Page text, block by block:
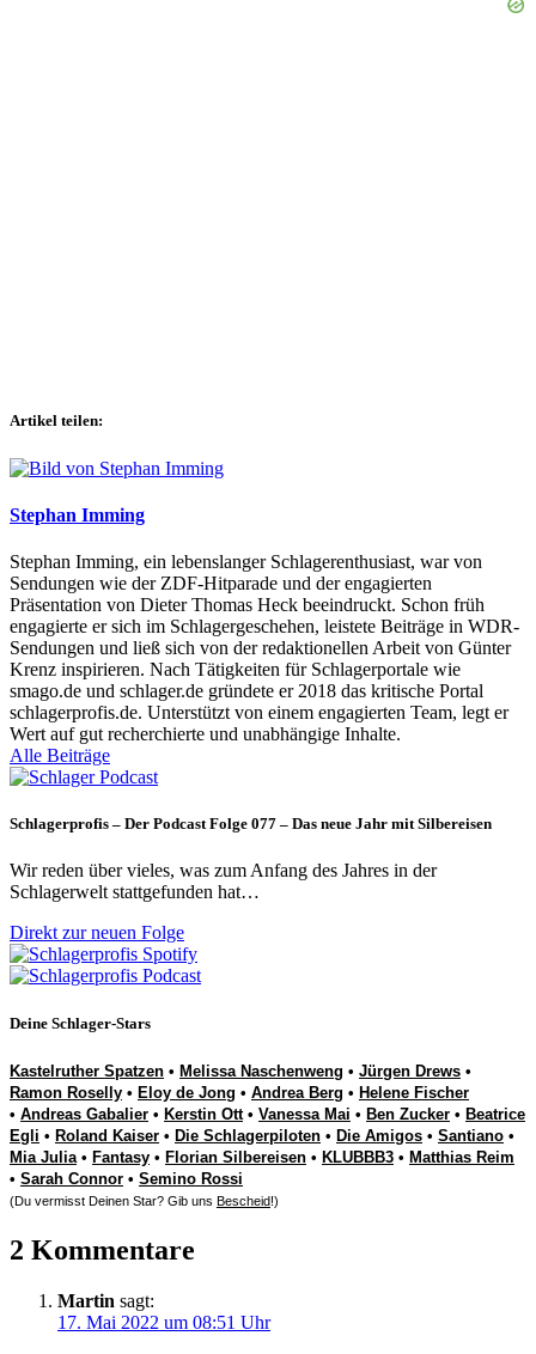
Artikel teilen:
Stephan Imming
Stephan Imming, ein lebenslanger Schlagerenthusiast, war von
Sendungen wie der ZDF-Hitparade und der engagierten
Präsentation von Dieter Thomas Heck beeindruckt. Schon früh
engagierte er sich im Schlagergeschehen, leistete Beiträge in WDR-
Sendungen und ließ sich von der redaktionellen Arbeit von Günter
Krenz inspirieren. Nach Tätigkeiten für Schlagerportale wie
smago.de und schlager.de gründete er 2018 das kritische Portal
schlagerprofis.de. Unterstützt von einem engagierten Team, legt er
Wert auf gut recherchierte und unabhängige Inhalte.
Alle Beiträge
Schlagerprofis – Der Podcast Folge 077 – Das neue Jahr mit Silbereisen
Wir reden über vieles, was zum Anfang des Jahres in der
Schlagerwelt stattgefunden hat…
Direkt zur neuen Folge
Deine Schlager-Stars
Kastelruther Spatzen • Melissa Naschenweng • Jürgen Drews •
Ramon Roselly • Eloy de Jong • Andrea Berg • Helene Fischer
• Andreas Gabalier • Kerstin Ott• Vanessa Mai • Ben Zucker • Beatrice
Egli • Roland Kaiser • Die Schlagerpiloten • Die Amigos • Santiano •
Mia Julia • Fantasy • Florian Silbereisen • KLUBBB3 • Matthias Reim
• Sarah Connor • Semino Rossi
(Du vermisst Deinen Star? Gib uns Bescheid!)
2 Kommentare
Martin sagt:
17. Mai 2022 um 08:51 Uhr